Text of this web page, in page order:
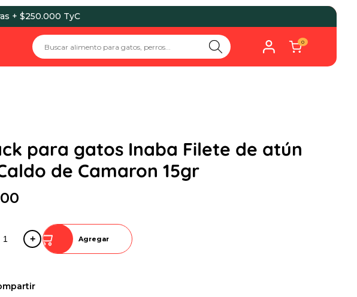
+ $70.000
0
para gatos Inaba Filete de atún
de Camaron 15gr
+ Agregar